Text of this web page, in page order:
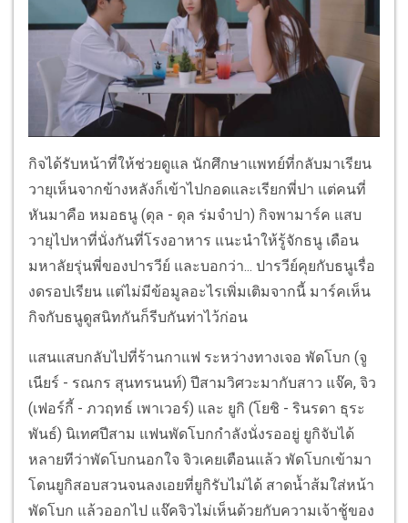
กิจได้รับหน้าที่ให้ช่วยดูแล นักศึกษาแพทย์ที่กลับมาเรียน
วายุเห็นจากข้างหลังก็เข้าไปกอดและเรียกพี่ปา แต่คนที่
หันมาคือ หมอธนู (ดุล - ดุล ร่มจำปา) กิจพามาร์ค แสบ
วายุไปหาที่นั่งกันที่โรงอาหาร แนะนำให้รู้จักธนู เดือน
มหาลัยรุ่นพี่ของปารวีย์ และบอกว่า... ปารวีย์คุยกับธนูเรื่อ
งดรอปเรียน แต่ไม่มีข้อมูลอะไรเพิ่มเติมจากนี้ มาร์คเห็น
กิจกับธนูดูสนิทกันก็รีบกันท่าไว้ก่อน
แสนแสบกลับไปที่ร้านกาแฟ ระหว่างทางเจอ พัดโบก (จู
เนียร์ - รณกร สุนทรนนท์) ปีสามวิศวะมากับสาว แจ๊ค, จิว
(เฟอร์กี้ - ภวฤทธ์ เพาเวอร์) และ ยูกิ (โยชิ - รินรดา ธุระ
พันธ์) นิเทศปีสาม แฟนพัดโบกกำลังนั่งรออยู่ ยูกิจับได้
หลายทีว่าพัดโบกนอกใจ จิวเคยเตือนแล้ว พัดโบกเข้ามา
โดนยูกิสอบสวนจนลงเอยที่ยูกิรับไม่ได้ สาดน้ำส้มใส่หน้า
พัดโบก แล้วออกไป แจ๊คจิวไม่เห็นด้วยกับความเจ้าชู้ของ